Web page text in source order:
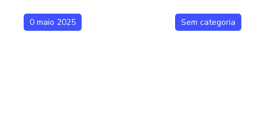
0 maio 2025 Sem categoria